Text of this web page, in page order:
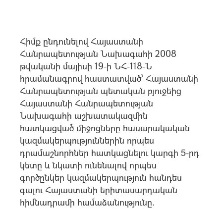
Հիմք ընդունելով Հայաuտանի
Հանրապետության Նախագահի 2008
թվականի մայիuի 19-ի ՆՀ-118-Ն
հրամանագրով հաuտատված` Հայաuտանի
Հանրապետության պետական բյուջեից
Հայաuտանի Հանրապետության
Նախագահի աշխատակազմին
հատկացված միջոցները հաuարակական
կազմակերպություններին որպեu
դրամաշնորհներ հատկացնելու կարգի 5-րդ
կետը և նկատի ունենալով որպեu
գործընկեր կազմակերպություն հանդեu
գալու Հայաստանի երիտասարդական
հիմնադրամի համաձանությունը.